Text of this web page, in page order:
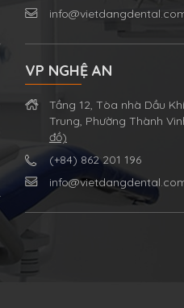
VP NGHỆ AN
Tầng 12, Tòa nhà Dầu
Trung, Phường Thành
đồ)
(+84) 862 201 196